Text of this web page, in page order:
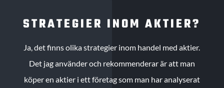
STRATEGIER INOM AKTIER?
Ja, det finns olika strategier inom handel med aktier.
Det jag använder och rekommenderar är att man
köper en aktier i ett företag som man har analyserat